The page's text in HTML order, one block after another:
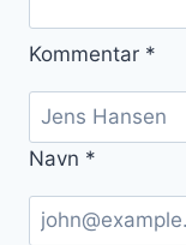
Kommentar *
Navn *